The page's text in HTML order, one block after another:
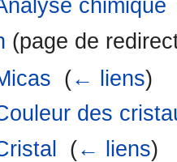
chimique
(page de
(← liens)
des
(← liens)